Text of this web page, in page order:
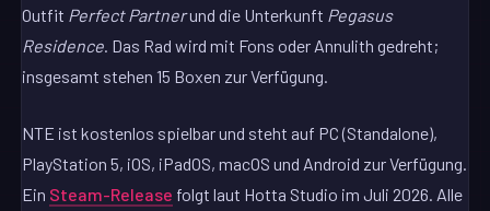
Outfit Perfect Partnerund die Unterkunft Pegasus
Residence. Das Rad wird mit Fons oder Annulith gedreht;
insgesamt stehen 15 Boxen zur Verfügung.
NTE ist kostenlos spielbar und steht auf PC (Standalone),
PlayStation 5, iOS, iPadOS, macOS und Android zur Verfügung.
Ein Steam-Release folgt laut Hotta Studio im Juli 2026. Alle